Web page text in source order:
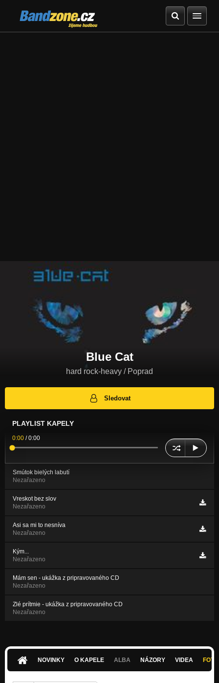
Bandzone.cz
žijeme hudbou
Blue Cat
hard rock-heavy / Poprad
Sledovat
PLAYLIST KAPELY
0:00 /0:00
Smútok bielých labutí
Nezařazeno
Vreskot bez slov
Nezařazeno
Asi sa mi to nesníva
Nezařazeno
Kým...
Nezařazeno
Mám sen - ukážka z pripravovaného CD
Nezařazeno
Zlé prítmie - ukážka z pripravovaného CD
Nezařazeno
NOVINKY O KAPELE ALBA NÁZORY VIDEA